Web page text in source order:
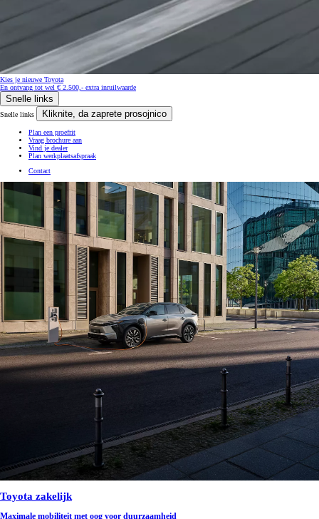
Kies je nieuwe Toyota
En ontvang tot wel € 2.500,- extra inruilwaarde
Snelle links
Snelle links Kliknite, da zaprete prosojnico
Plan een proefrit
Vraag brochure aan
Vind je dealer
Plan werkplaatsafspraak
Contact
Toyota zakelijk
Maximale mobiliteit met oog voor duurzaamheid